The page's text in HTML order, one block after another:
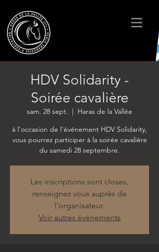
HDV Solidarity -
Soirée cavalière
sam. 28 sept.
  |
Haras de la Vallée
à l'occasion de l'événement HDV Solidarity,
vous pourrez participer à la soirée cavalière
du samedi 28 septembre.
Les inscriptions sont closes,
renseignez vous auprès de
l'organisateur.
Voir autres événements